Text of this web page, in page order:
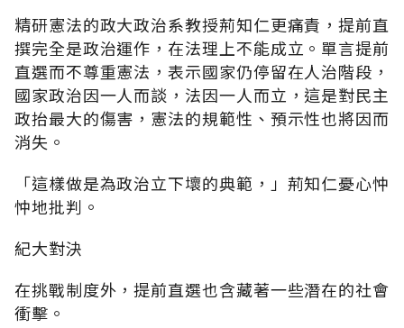
精研憲法的政大政治系教授荊知仁更痛責，提前直
撰完全是政治運作，在法理上不能成立。單言提前
直選而不尊重憲法，表示國家仍停留在人治階段，
國家政治因一人而談，法因一人而立，這是對民主
政抬最大的傷害，憲法的規範性、預示性也將因而
消失。
「這樣做是為政治立下壞的典範，」荊知仁憂心忡
忡地批判。
紀大對決
在挑戰制度外，提前直選也含藏著一些潛在的社會
衝擊。